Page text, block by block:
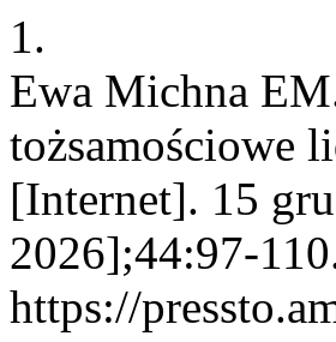
1.
Ewa Michna
tożsamościowe
[Internet]. 15
2026];44:97-
https://